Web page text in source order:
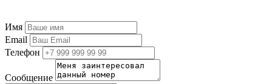
Имя
Email
Телефон
Сообщение